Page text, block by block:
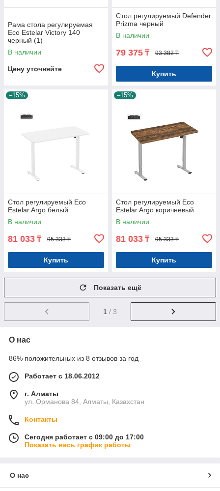
Рама стола регулируемая
Eco Estelar Victory 140
черный (1)
В наличии
Цену уточняйте
Стол регулируемый Defender
Prizma черный
В наличии
79 375 ₸ 93 382 ₸
Купить
–15%
Стол регулируемый Eco
Estelar Argo белый
В наличии
81 033 ₸ 95 333 ₸
Купить
–15%
Стол регулируемый Eco
Estelar Argo коричневый
В наличии
81 033 ₸ 95 333 ₸
Купить
Показать ещё
1 / 3
О нас
86% положительных из 8 отзывов за год
Работает с 18.06.2012
г. Алматы
ул. Орманова 84, Алматы, Казахстан
Контакты
Сегодня работает с 09:00 до 17:00
Показать весь график работы
О нас